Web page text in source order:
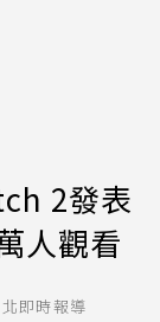
2發表
人觀看
即時報導